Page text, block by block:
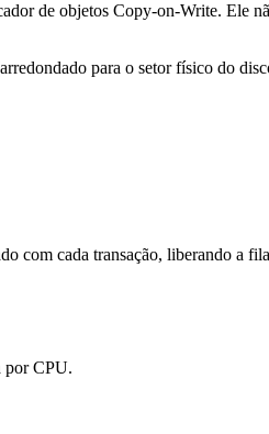
de objetos Copy-on-Write. Ele
para o setor físico do
com cada transação, liberando a
por CPU.